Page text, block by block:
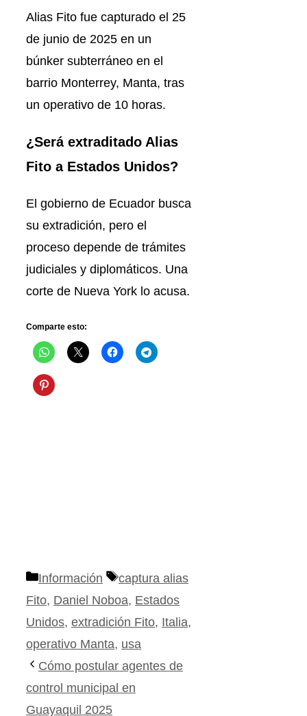
Alias Fito fue capturado el 25
de junio de 2025 en un
búnker subterráneo en el
barrio Monterrey, Manta, tras
un operativo de 10 horas.
¿Será extraditado Alias
Fito a Estados Unidos?
El gobierno de Ecuador busca
su extradición, pero el
proceso depende de trámites
judiciales y diplomáticos. Una
corte de Nueva York lo acusa.
Comparte esto:
Categorías
Información Etiquetas
captura alias
Fito, Daniel Noboa, Estados
Unidos, extradición Fito, Italia,
operativo Manta, usa
Cómo postular agentes de
control municipal en
Guayaquil 2025